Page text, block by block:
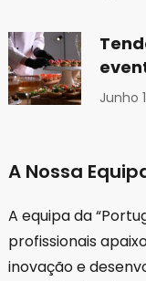
Junho
A Nossa
A equipa da
profissionais
inovação e